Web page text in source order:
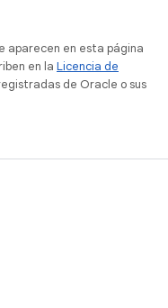
aparecen en esta página
en la Licencia de
de Oracle o sus